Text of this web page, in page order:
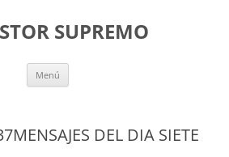
SUPREMO
Menú
DEL DIA SIETE